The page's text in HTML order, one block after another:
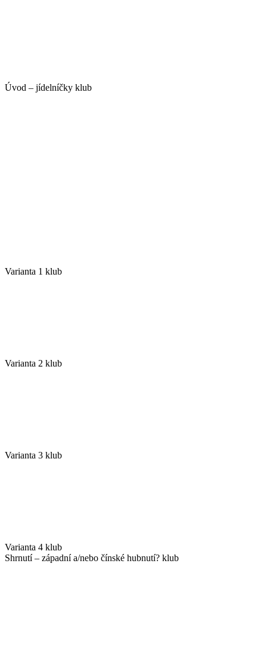
Úvod – jídelníčky klub
Varianta 1 klub
Varianta 2 klub
Varianta 3 klub
Varianta 4 klub
Shrnutí – západní a/nebo čínské hubnutí? klub